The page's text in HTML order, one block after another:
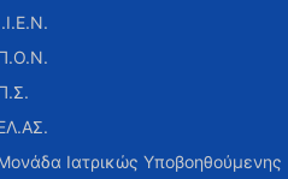
Ιατρικώς Υποβοηθούμενης